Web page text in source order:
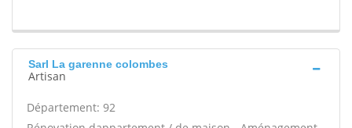
Sarl La garenne colombes
Artisan
Département: 92